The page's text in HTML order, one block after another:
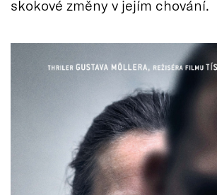
skokové změny v jejím chování.